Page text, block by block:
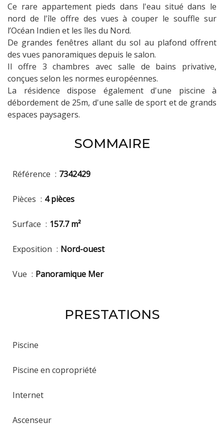
Ce rare appartement pieds dans l'eau situé dans le
nord de l'île offre des vues à couper le souffle sur
l’Océan Indien et les îles du Nord.
De grandes fenêtres allant du sol au plafond offrent
des vues panoramiques depuis le salon.
Il offre 3 chambres avec salle de bains privative,
conçues selon les normes européennes.
La résidence dispose également d'une piscine à
débordement de 25m, d'une salle de sport et de grands
espaces paysagers.
SOMMAIRE
Référence 7342429
Pièces 4 pièces
Surface 157.7 m²
Exposition Nord-ouest
Vue Panoramique Mer
PRESTATIONS
Piscine
Piscine en copropriété
Internet
Ascenseur